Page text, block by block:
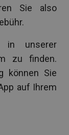
Sie also
in unserer
zu finden.
können Sie
auf Ihrem